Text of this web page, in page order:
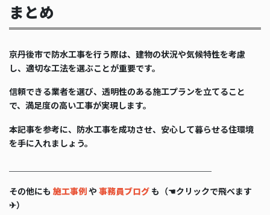
まとめ
京丹後市で防水工事を行う際は、建物の状況や気候特性を考慮
し、適切な工法を選ぶことが重要です。
信頼できる業者を選び、透明性のある施工プランを立てること
で、満足度の高い工事が実現します。
本記事を参考に、防水工事を成功させ、安心して暮らせる住環境
を手に入れましょう。
その他にも 施工事例や 事務員ブログ も（☚クリックで飛べます
✈）